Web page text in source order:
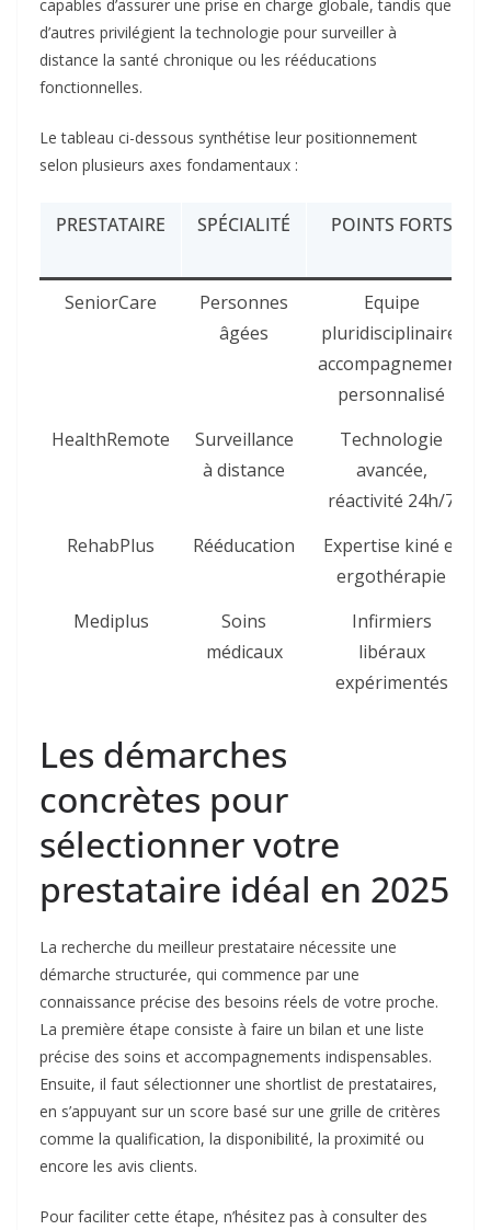
capables d’assurer une prise en charge globale, tandis que
d’autres privilégient la technologie pour surveiller à
distance la santé chronique ou les rééducations
fonctionnelles.
Le tableau ci-dessous synthétise leur positionnement
selon plusieurs axes fondamentaux :
PRESTATAIRE SPÉCIALITÉ POINTS FORTS
SeniorCare
Personnes
âgées
Equipe
pluridisciplinaire,
accompagnement
personnalisé
HealthRemote
Surveillance
à distance
Technologie
avancée,
réactivité 24h/7
RehabPlus
Rééducation
Expertise kiné et
ergothérapie
Mediplus
Soins
médicaux
Infirmiers
libéraux
expérimentés
Les démarches
concrètes pour
sélectionner votre
prestataire idéal en 2025
La recherche du meilleur prestataire nécessite une
démarche structurée, qui commence par une
connaissance précise des besoins réels de votre proche.
La première étape consiste à faire un bilan et une liste
précise des soins et accompagnements indispensables.
Ensuite, il faut sélectionner une shortlist de prestataires,
en s’appuyant sur un score basé sur une grille de critères
comme la qualification, la disponibilité, la proximité ou
encore les avis clients.
Pour faciliter cette étape, n’hésitez pas à consulter des